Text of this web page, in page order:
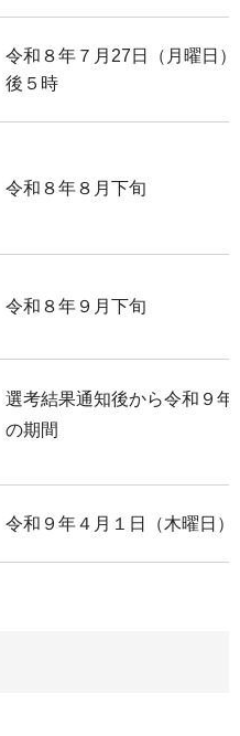
令和８年７月27日（月曜日
後５時
令和８年８月下旬
令和８年９月下旬
選考結果通知後から令和９
の期間
令和９年４月１日（木曜日）